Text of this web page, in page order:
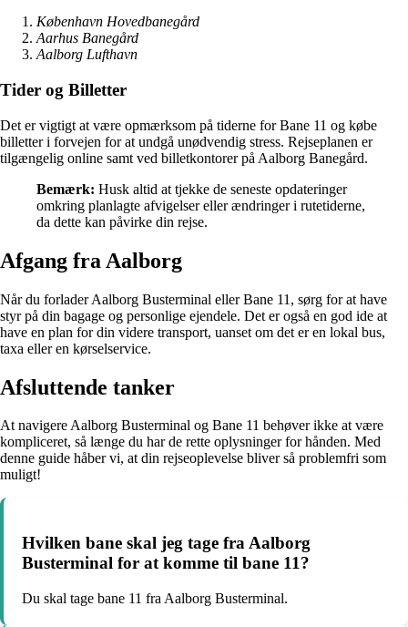
København Hovedbanegård
Aarhus Banegård
Aalborg Lufthavn
Tider og Billetter
Det er vigtigt at være opmærksom på tiderne for Bane 11 og købe
billetter i forvejen for at undgå unødvendig stress. Rejseplanen er
tilgængelig online samt ved billetkontorer på Aalborg Banegård.
Bemærk: Husk altid at tjekke de seneste opdateringer
omkring planlagte afvigelser eller ændringer i rutetiderne,
da dette kan påvirke din rejse.
Afgang fra Aalborg
Når du forlader Aalborg Busterminal eller Bane 11, sørg for at have
styr på din bagage og personlige ejendele. Det er også en god ide at
have en plan for din videre transport, uanset om det er en lokal bus,
taxa eller en kørselservice.
Afsluttende tanker
At navigere Aalborg Busterminal og Bane 11 behøver ikke at være
kompliceret, så længe du har de rette oplysninger for hånden. Med
denne guide håber vi, at din rejseoplevelse bliver så problemfri som
muligt!
Hvilken bane skal jeg tage fra Aalborg
Busterminal for at komme til bane 11?
Du skal tage bane 11 fra Aalborg Busterminal.